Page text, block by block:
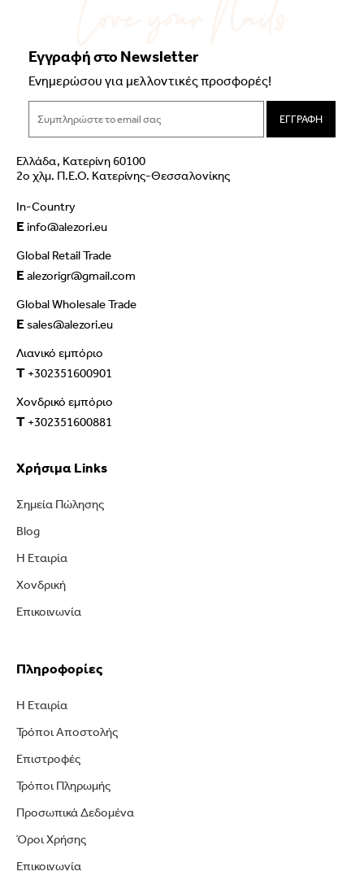
Ελλάδα, Κατερίνη 60100
2ο χλμ. Π.Ε.Ο. Κατερίνης-Θεσσαλονίκης
In-Country
Einfo@alezori.eu
Global Retail Trade
Ealezorigr@gmail.com
Global Wholesale Trade
Esales@alezori.eu
Λιανικό εμπόριο
T +302351600901
Χονδρικό εμπόριο
T +302351600881
Χρήσιμα Links
Σημεία Πώλησης
Blog
Η Εταιρία
Χονδρική
Επικοινωνία
Πληροφορίες
Η Εταιρία
Τρόποι Αποστολής
Επιστροφές
Τρόποι Πληρωμής
Προσωπικά Δεδομένα
Όροι Χρήσης
Επικοινωνία
Εγγραφή στο Newsletter
Ενημερώσου για μελλοντικές προσφορές!
ΕΓΓΡΑΦΗ